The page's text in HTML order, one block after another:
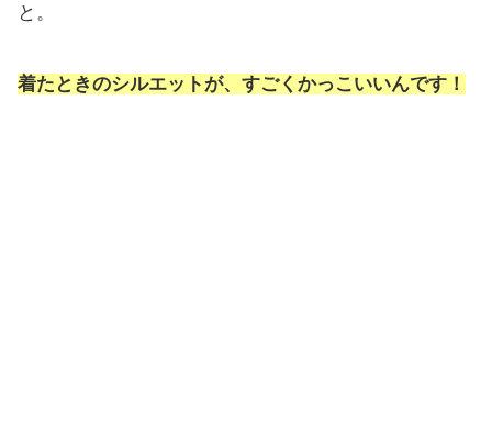
と。
着たときのシルエットが、すごくかっこいいんです！